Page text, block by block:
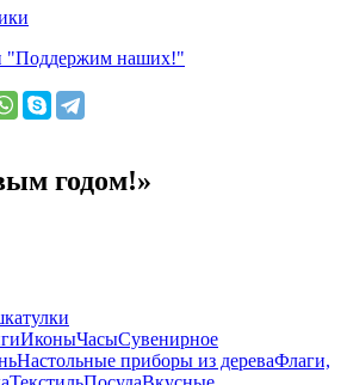
годом!»
ИконыЧасыСувенирное
Настольные приборы из дереваФлаги,